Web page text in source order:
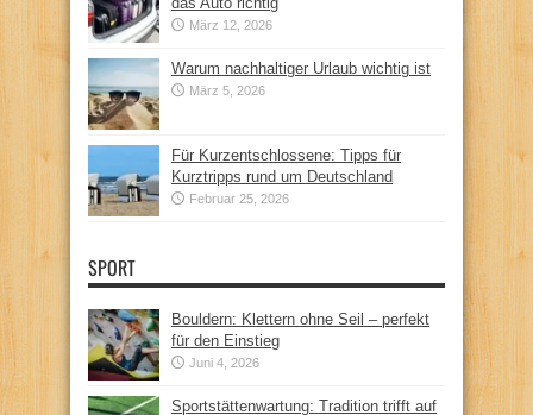
März 12, 2026
Warum nachhaltiger Urlaub wichtig ist
März 5, 2026
Für Kurzentschlossene: Tipps für
Kurztripps rund um Deutschland
Februar 25, 2026
SPORT
Bouldern: Klettern ohne Seil – perfekt
für den Einstieg
Juni 4, 2026
Sportstättenwartung: Tradition trifft auf